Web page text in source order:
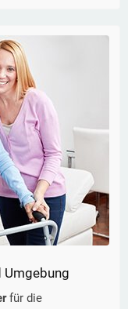
Umgebung
für die